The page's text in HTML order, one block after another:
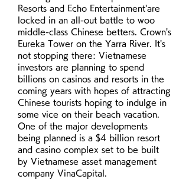
Resorts and Echo Entertainment'are
locked in an all-out battle to woo
middle-class Chinese betters. Crown's
Eureka Tower on the Yarra River. It's
not stopping there: Vietnamese
investors are planning to spend
billions on casinos and resorts in the
coming years with hopes of attracting
Chinese tourists hoping to indulge in
some vice on their beach vacation.
One of the major developments
being planned is a $4 billion resort
and casino complex set to be built
by Vietnamese asset management
company VinaCapital.